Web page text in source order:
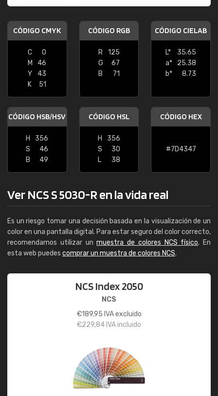
CÓDIGO CMYK
C
0
M
46
Y
43
K
51
CÓDIGO RGB
R
125
G
67
B
71
CÓDIGO CIELAB
L*
35.65
a*
25.38
b*
8.73
CÓDIGO HSB/HSV
H
356
S
46
B
49
CÓDIGO HSL
H
356
S
30
L
38
CÓDIGO HEX
#7D4347
Ver NCS S 5030-R en la vida real
Es un riesgo tomar una decisión basada en la visualización de un
color en una pantalla digital. Para estar seguro del color correcto,
recomendamos utilizar unmuestra de colores NCS físico. En
esta web puedes comprar un muestra de colores NCS.
NCS Index 2050
NCS
€189,95 IVA excluido
€229,84 IVA incluido